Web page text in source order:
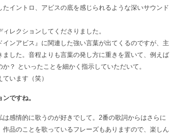
イントロ、アビスの底を感じられるような深いサウンド
レクションしてくださりました。
ンアビス』に関連した強い言葉が出てくるのですが、主
した。音程よりも言葉の発し方に重きを置いて、例えば
？ といったことを細かく指示していただいて。
います（笑）
ですね。
は感情的に歌うのが好きでして。2番の歌詞からはさらに
作品のことを歌っているフレーズもありますので、楽しん